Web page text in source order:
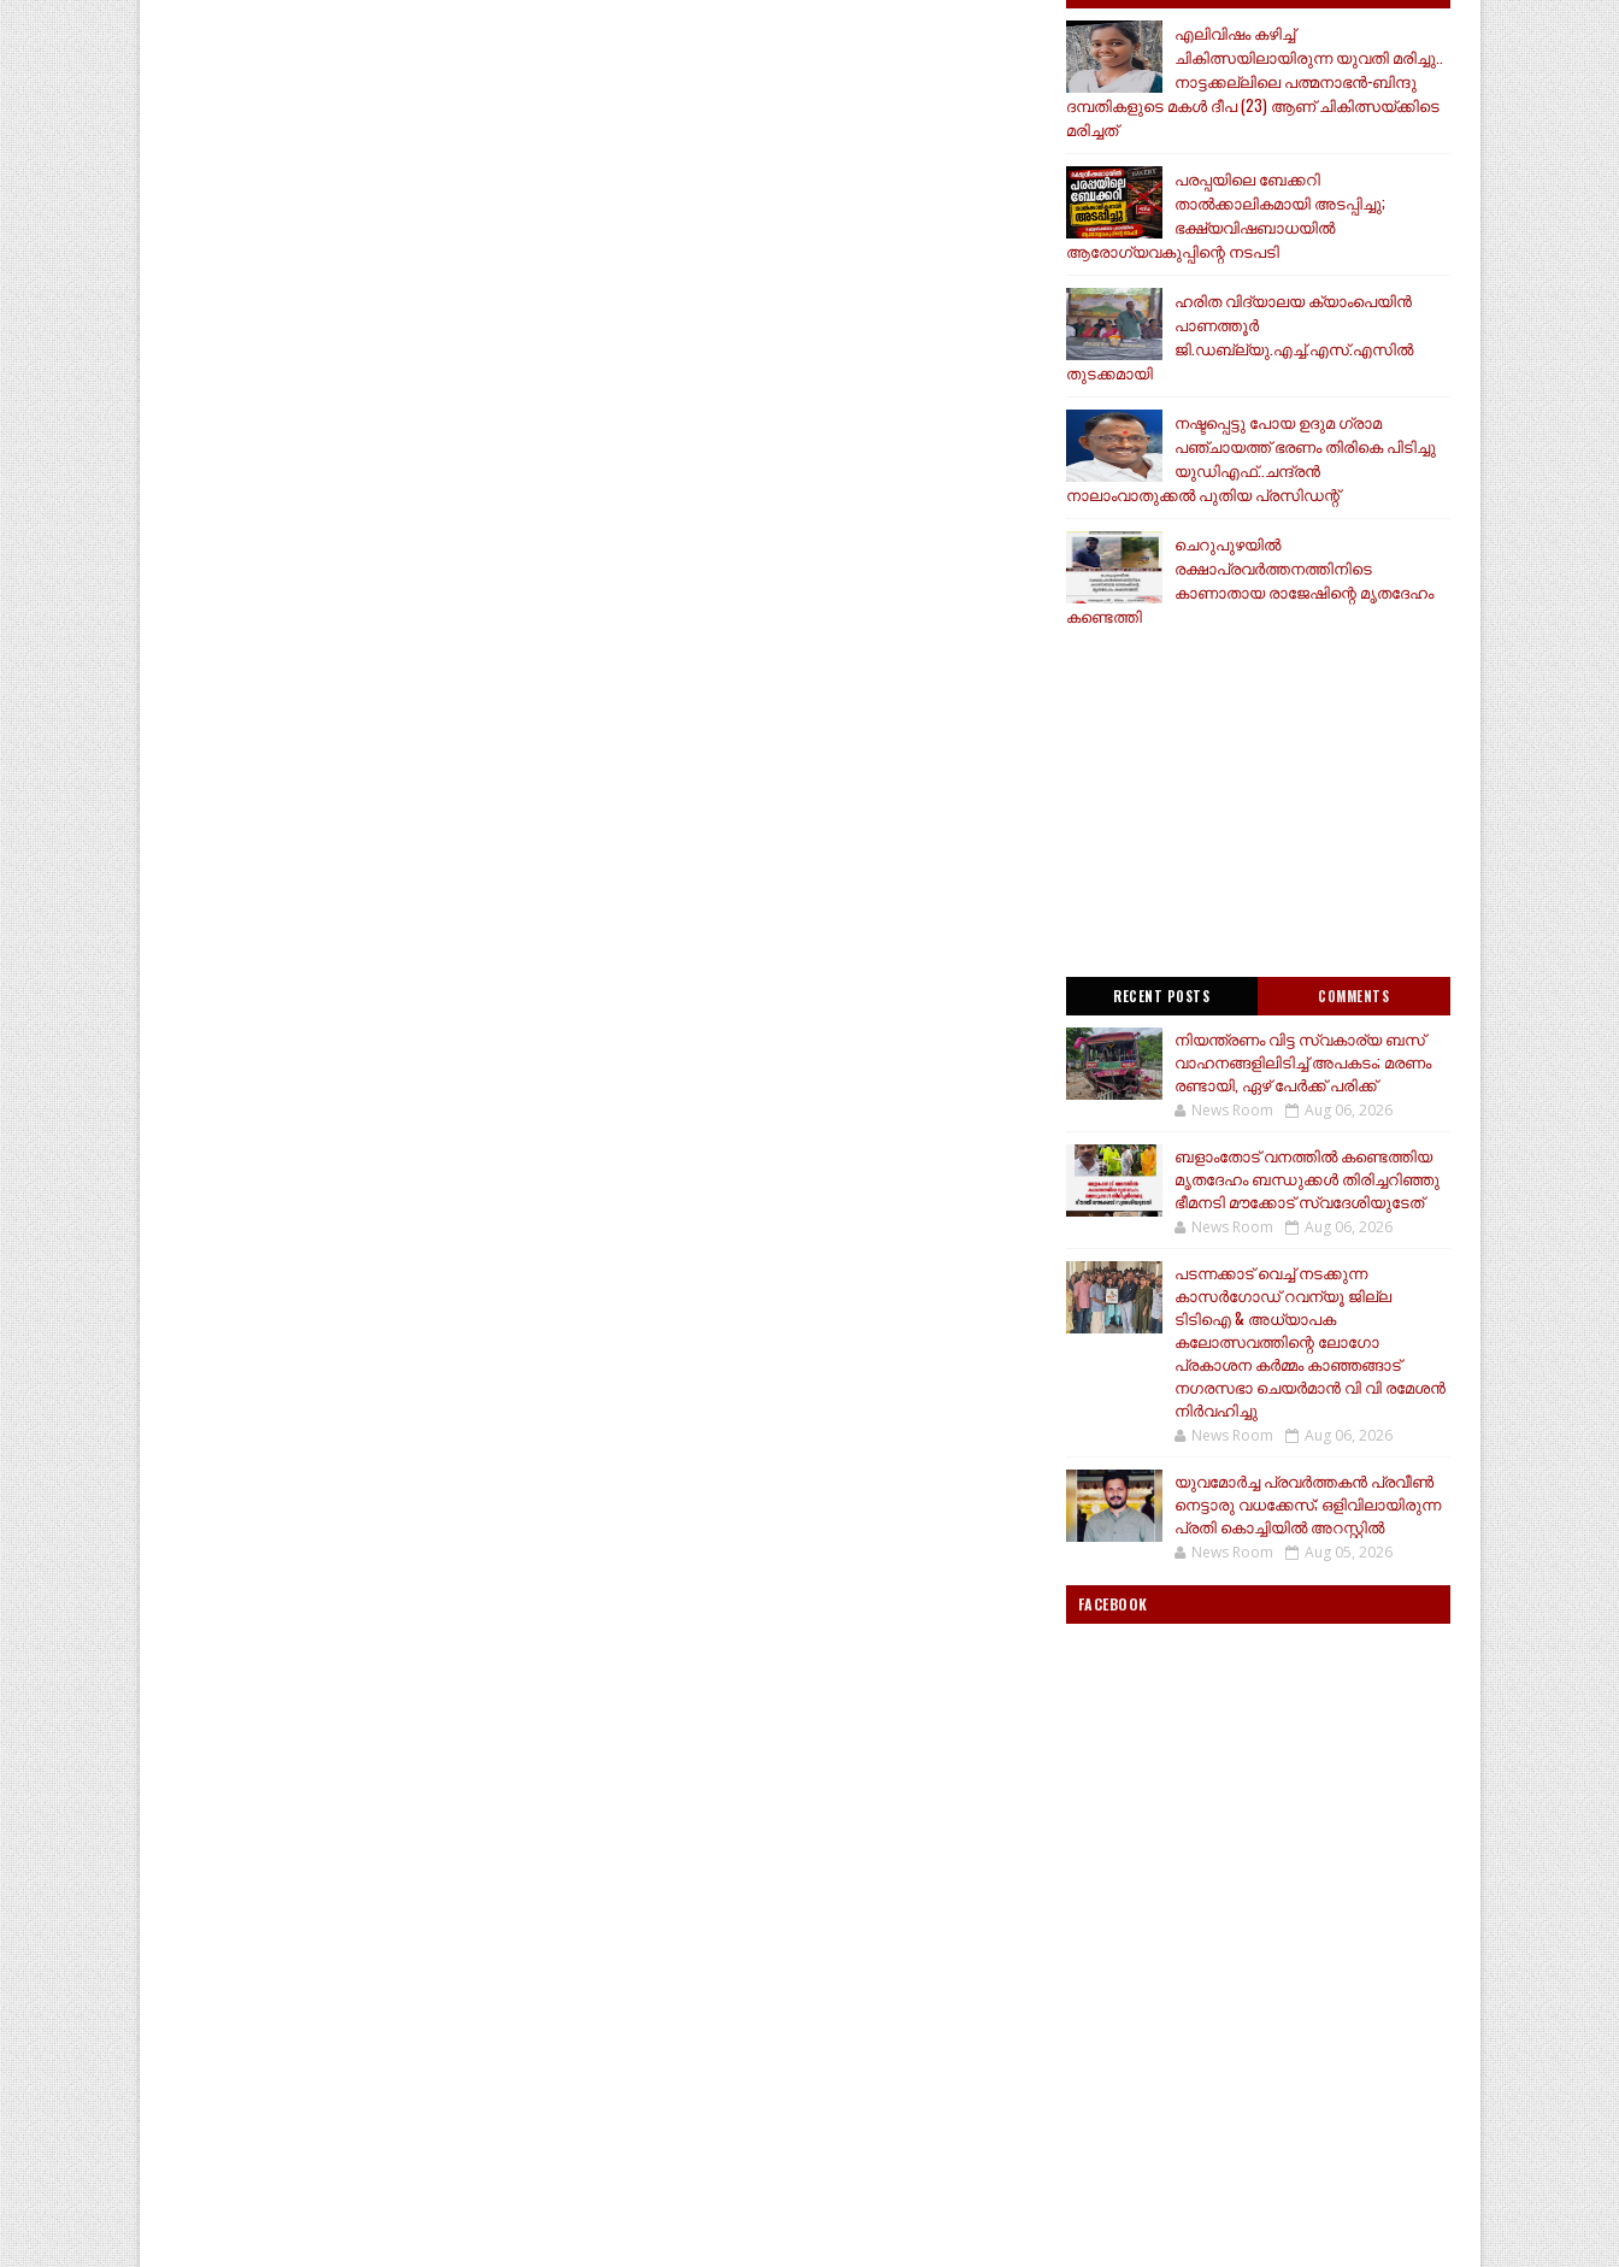
എലിവിഷം കഴിച്ച്
ചികിത്സയിലായിരുന്ന യുവതി മരിച്ചു..
നാട്ടക്കല്ലിലെ പത്മനാഭൻ-ബിന്ദു
ദമ്പതികളുടെ മകൾ ദീപ (23) ആണ് ചികിത്സയ്ക്കിടെ
മരിച്ചത്
പരപ്പയിലെ ബേക്കറി
താൽക്കാലികമായി അടപ്പിച്ചു;
ഭക്ഷ്യവിഷബാധയിൽ
ആരോഗ്യവകുപ്പിന്റെ നടപടി
ഹരിത വിദ്യാലയ ക്യാംപെയിൻ
പാണത്തൂർ
ജി.ഡബ്ല്യു.എച്ച്.എസ്.എസിൽ
തുടക്കമായി
നഷ്ടപ്പെട്ടു പോയ ഉദുമ ഗ്രാമ
പഞ്ചായത്ത് ഭരണം തിരികെ പിടിച്ചു
യുഡിഎഫ്..ചന്ദ്രൻ
നാലാംവാതുക്കൽ പുതിയ പ്രസിഡന്റ്
ചെറുപുഴയിൽ
രക്ഷാപ്രവർത്തനത്തിനിടെ
കാണാതായ രാജേഷിന്റെ മൃതദേഹം
കണ്ടെത്തി
RECENT POSTS COMMENTS
നിയന്ത്രണം വിട്ട സ്വകാര്യ ബസ്
വാഹനങ്ങളിലിടിച്ച് അപകടം; മരണം
രണ്ടായി, ഏഴ് പേർക്ക് പരിക്ക്
News Room Aug 06, 2026
ബളാംതോട് വനത്തിൽ കണ്ടെത്തിയ
മൃതദേഹം ബന്ധുക്കൾ തിരിച്ചറിഞ്ഞു
ഭീമനടി മൗക്കോട് സ്വദേശിയുടേത്
News Room Aug 06, 2026
പടന്നക്കാട് വെച്ച് നടക്കുന്ന
കാസർഗോഡ് റവന്യൂ ജില്ല
ടിടിഐ & അധ്യാപക
കലോത്സവത്തിന്റെ ലോഗോ
പ്രകാശന കർമ്മം കാഞ്ഞങ്ങാട്
നഗരസഭാ ചെയർമാൻ വി വി രമേശൻ
നിർവഹിച്ചു
News Room Aug 06, 2026
യുവമോർച്ച പ്രവർത്തകൻ പ്രവീൺ
നെട്ടാരു വധക്കേസ്; ഒളിവിലായിരുന്ന
പ്രതി കൊച്ചിയിൽ അറസ്റ്റില്‍
News Room Aug 05, 2026
FACEBOOK